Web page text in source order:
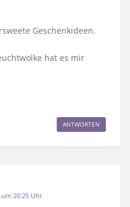
Geschenkideen.
hat es mir
ANTWORTEN
20:25 Uhr